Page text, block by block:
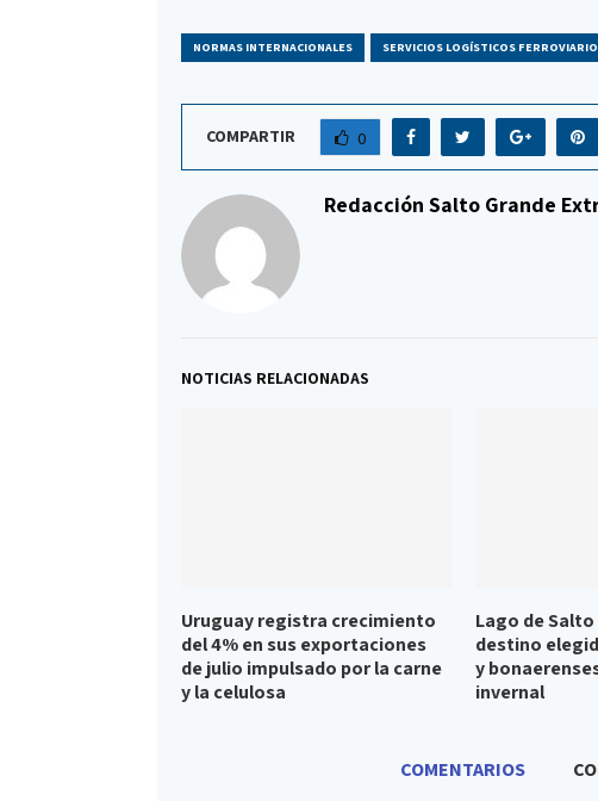
NORMAS INTERNACIONALES SERVICIOS LOGÍSTICOS
COMPARTIR 0
Redacción Salto Grande
NOTICIAS RELACIONADAS
Uruguay registra crecimiento
del 4% en sus exportaciones
de julio impulsado por la carne
y la celulosa
Lago de Salto
destino
y
invernal
COMENTARIOS